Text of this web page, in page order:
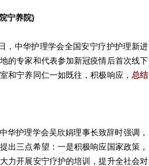
宁养院)
，中华护理学会全国安宁疗护护理新进
的专家和代表参加新冠疫情后首次线下
和宁养同仁一如既往，积极响应， 总结
华护理学会吴欣娟理事长致辞时强调，
出三点希望：一是积极响应国家政策，
力开展安宁疗护的培训，提升全社会对